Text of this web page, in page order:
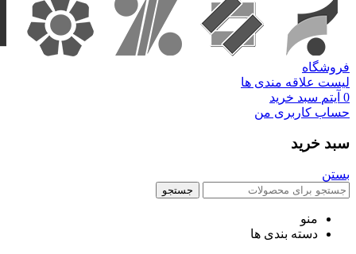
فروشگاه
لیست علاقه مندی ها
0 آیتم سبد خرید
حساب کاربری من
سبد خرید
بستن
جستجو
منو
دسته بندی ها